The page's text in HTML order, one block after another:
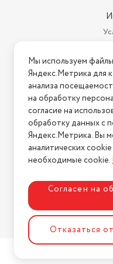
Нашли ошибку
2026 © Интернет-
Политика
Мы используем
Яндекс.Метрика для
анализа
на обработку
согласие на
обработку данных с
Яндекс.Метрика. Вы
аналитических
необходимые cookie.
Согласен на
Отказаться